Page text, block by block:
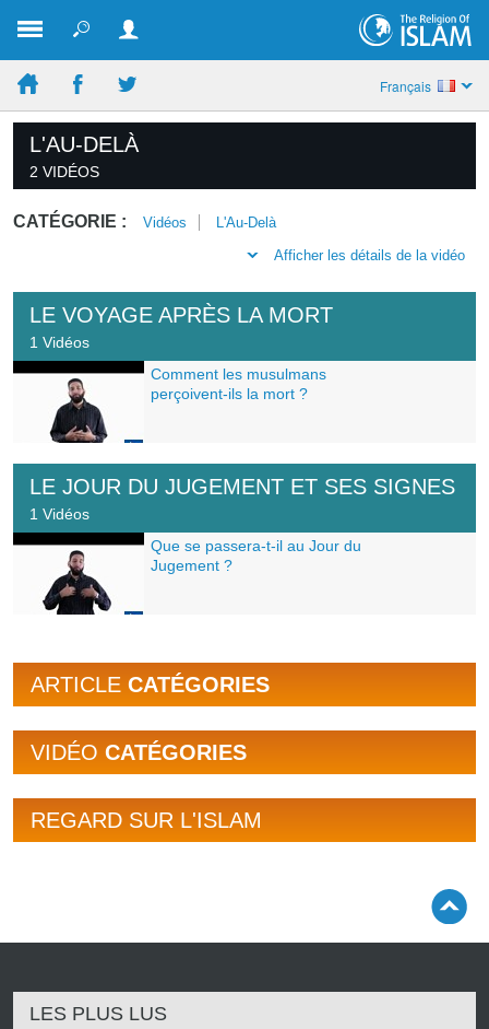
Français
L'AU-DELÀ
2 VIDÉOS
CATÉGORIE : Vidéos
L'Au-Delà
Afficher les détails de la vidéo
LE VOYAGE APRÈS LA MORT
1 Vidéos
Comment les musulmans
perçoivent-ils la mort ?
LE JOUR DU JUGEMENT ET SES SIGNES
1 Vidéos
Que se passera-t-il au Jour du
Jugement ?
ARTICLE CATÉGORIES
VIDÉO CATÉGORIES
REGARD SUR L'ISLAM
LES PLUS LUS